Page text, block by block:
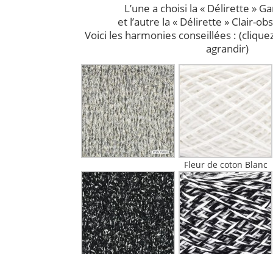
L’une a choisi la « Délirette »
et l’autre la « Délirette » Clair-
Voici les harmonies conseillées :
agrandir)
Fleur de coton Blanc